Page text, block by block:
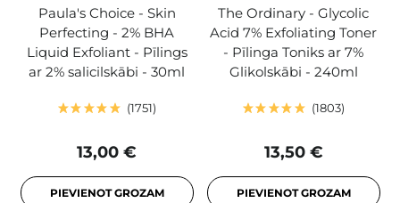
Paula's Choice - Skin
Perfecting - 2% BHA
Liquid Exfoliant - Pīlings
ar 2% salicilskābi - 30ml
1751
13,00 €
PIEVIENOT GROZAM
The Ordinary - Glycolic
Acid 7% Exfoliating Toner
- Pīlinga Toniks ar 7%
Glikolskābi - 240ml
1803
13,50 €
PIEVIENOT GROZAM